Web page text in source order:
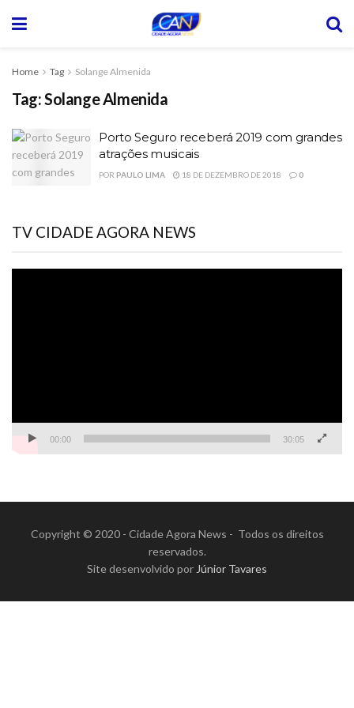
Home Tag Solange Almenida
Tag:Solange Almenida
Porto Seguro receberá 2019 com grandes
atrações musicais
POR PAULO LIMA 18 DE DEZEMBRO DE 2018 0
TV CIDADE AGORA NEWS
00:00 30:05
Copyright © 2020 - Cidade Agora News - Todos os direitos
reservados.
Site desenvolvido por Júnior Tavares